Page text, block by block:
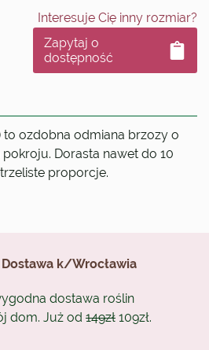
Interesuje Cię inny rozmiar?
Zapytaj o
dostępność
to ozdobna odmiana brzozy o
Dorasta nawet do 10
proporcje.
Dostawa k/Wrocławia
dostawa roślin
dom. Już od 149zł 109zł.